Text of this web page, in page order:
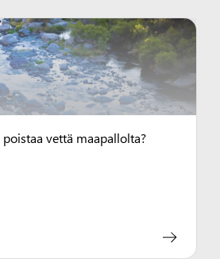
vettä maapallolta?